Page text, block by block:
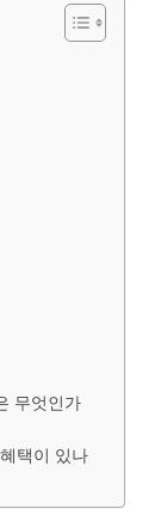
무엇인가
택이 있나